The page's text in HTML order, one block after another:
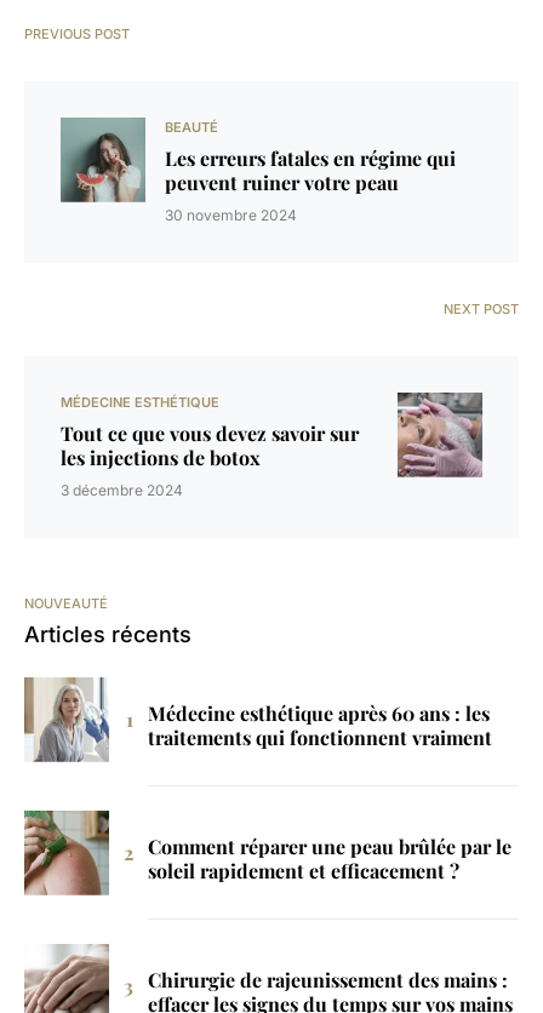
PREVIOUS POST
BEAUTÉ
Les erreurs fatales en régime qui
peuvent ruiner votre peau
30 novembre 2024
NEXT POST
MÉDECINE ESTHÉTIQUE
Tout ce que vous devez savoir sur
les injections de botox
3 décembre 2024
NOUVEAUTÉ
Articles récents
Médecine esthétique après 60 ans : les
traitements qui fonctionnent vraiment
Comment réparer une peau brûlée par le
soleil rapidement et efficacement ?
Chirurgie de rajeunissement des mains :
effacer les signes du temps sur vos mains